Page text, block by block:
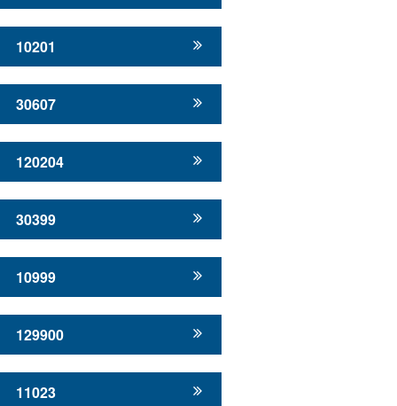
10201
30607
120204
30399
10999
129900
11023